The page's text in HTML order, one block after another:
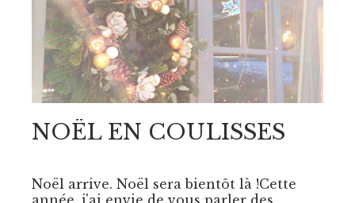
NOËL EN COULISSES
Noël arrive. Noël sera bientôt là !Cette
année, j'ai envie de vous parler des